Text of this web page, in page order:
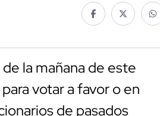
la mañana de este
votar a favor o en
de pasados